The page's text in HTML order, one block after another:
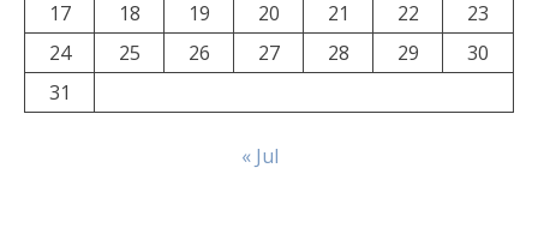
17
18 19 20 21 22
23
24
25 26 27 28 29
30
31
« Jul